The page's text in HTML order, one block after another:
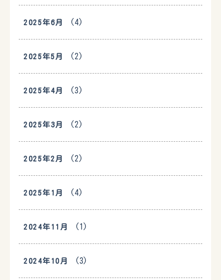
2025年6月 (4)
2025年5月 (2)
2025年4月 (3)
2025年3月 (2)
2025年2月 (2)
2025年1月 (4)
2024年11月 (1)
2024年10月 (3)